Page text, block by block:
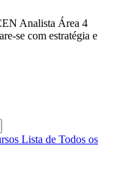
Analista Área 4
se com estratégia e
Lista de Todos os